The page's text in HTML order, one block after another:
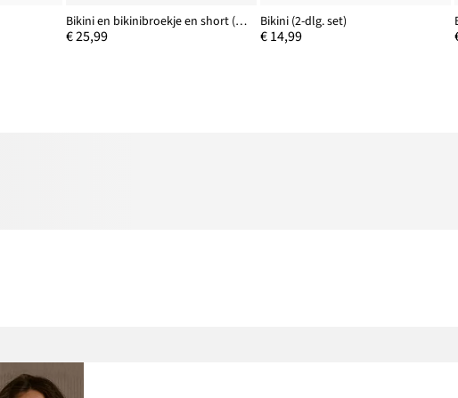
Bikini en bikinibroekje en short (3-dlg. set)
€ 25,99
Bikini (2-dlg. set)
€ 14,99